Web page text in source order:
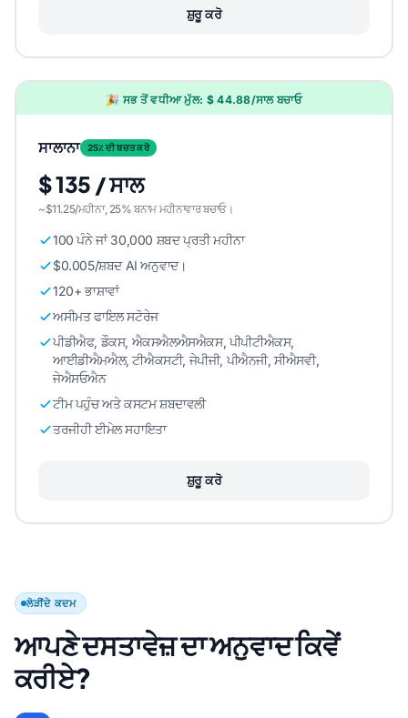
ਸ਼ੁਰੂ ਕਰੋ
🎉 ਸਭ ਤੋਂ ਵਧੀਆ ਮੁੱਲ: $ 44.88/ਸਾਲ ਬਚਾਓ
ਸਾਲਾਨਾ 25٪ ਦੀ ਬਚਤ ਕਰੋ
$ 135 / ਸਾਲ
~$11.25/ਮਹੀਨਾ, 25% ਬਨਾਮ ਮਹੀਨਾਵਾਰ ਬਚਾਓ।
100 ਪੰਨੇ ਜਾਂ 30,000 ਸ਼ਬਦ ਪ੍ਰਤੀ ਮਹੀਨਾ
$0.005/ਸ਼ਬਦ AI ਅਨੁਵਾਦ।
120+ ਭਾਸ਼ਾਵਾਂ
ਅਸੀਮਤ ਫਾਇਲ ਸਟੋਰੇਜ
ਪੀਡੀਐਫ, ਡੌਕਸ, ਐਕਸਐਲਐਸਐਕਸ, ਪੀਪੀਟੀਐਕਸ,
ਆਈਡੀਐਮਐਲ, ਟੀਐਕਸਟੀ, ਜੇਪੀਜੀ, ਪੀਐਨਜੀ, ਸੀਐਸਵੀ,
ਜੇਐਸਓਐਨ
ਟੀਮ ਪਹੁੰਚ ਅਤੇ ਕਸਟਮ ਸ਼ਬਦਾਵਲੀ
ਤਰਜੀਹੀ ਈਮੇਲ ਸਹਾਇਤਾ
ਸ਼ੁਰੂ ਕਰੋ
ਲੋੜੀਂਦੇ ਕਦਮ
ਆਪਣੇ ਦਸਤਾਵੇਜ਼ ਦਾ ਅਨੁਵਾਦ ਕਿਵੇਂ
ਕਰੀਏ?